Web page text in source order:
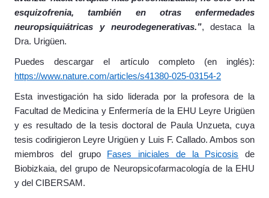
esquizofrenia, también en otras enfermedades
neuropsiquiátricas y neurodegenerativas.”, destaca la
Dra. Urigüen.
Puedes descargar el artículo completo (en inglés):
https://www.nature.com/articles/s41380-025-03154-2
Esta investigación ha sido liderada por la profesora de la
Facultad de Medicina y Enfermería de la EHU Leyre Urigüen
y es resultado de la tesis doctoral de Paula Unzueta, cuya
tesis codirigieron Leyre Urigüen y Luis F. Callado. Ambos son
miembros del grupo
Fases iniciales de la Psicosis de
Biobizkaia, del grupo de Neuropsicofarmacología de la EHU
y del CIBERSAM.